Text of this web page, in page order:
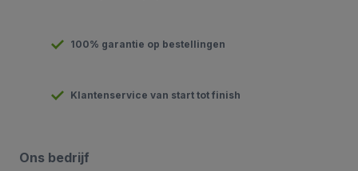
100% garantie op bestellingen
Klantenservice van start tot finish
Ons bedrijf